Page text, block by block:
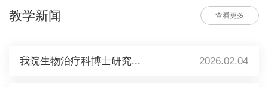
教学新闻 查看更多
我院生物治疗科博士研究... 2026.02.04